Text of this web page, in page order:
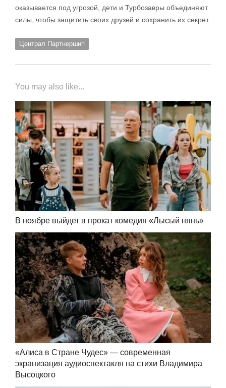
оказывается под угрозой, дети и Турбозавры объединяют
силы, чтобы защитить своих друзей и сохранить их секрет.
Централ Партнершип
You may also like...
В ноябре выйдет в прокат комедия «Лысый нянь»
«Алиса в Стране Чудес» — современная
экранизация аудиоспектакля на стихи Владимира
Высоцкого